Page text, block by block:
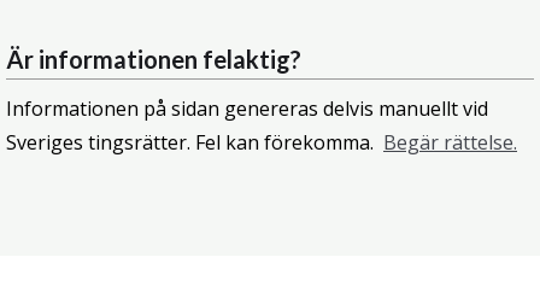
Är informationen felaktig?
Informationen på sidan genereras delvis manuellt vid
Sveriges tingsrätter. Fel kan förekomma. Begär rättelse.